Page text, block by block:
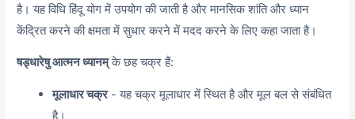
है। यह विधि हिंदू योग में उपयोग की जाती है और मानसिक शांति और ध्यान
केंद्रित करने की क्षमता में सुधार करने में मदद करने के लिए कहा जाता है।
षड्धारेषु आत्मन ध्यानम्के छह चक्र हैं:
मूलाधार चक्र- यह चक्र मूलाधार में स्थित है और मूल बल से संबंधित
है।